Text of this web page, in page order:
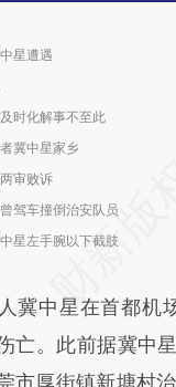
星遭遇
时化解事不至此
冀中星家乡
审败诉
驾车撞倒治安队员
星左手腕以下截肢
冀中星在首都机
亡。此前据冀中
市厚街镇新塘村